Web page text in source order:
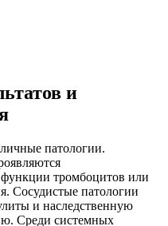
и
патологии.
тромбоцитов или
Сосудистые патологии
и наследственную
Среди системных